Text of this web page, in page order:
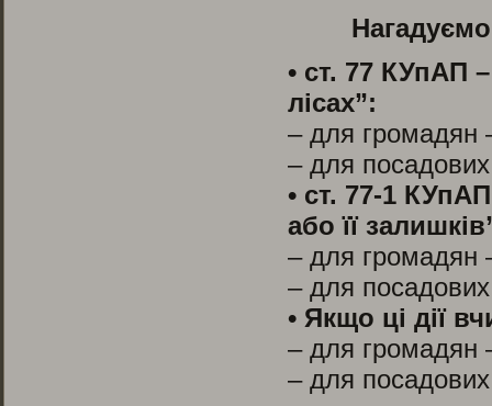
• ст. 77 КУпАП
лісах”:
– для громадян
– для
• ст. 77-1
або її
– для громадян
– для
• Якщо ці дії
– для громадян
– для